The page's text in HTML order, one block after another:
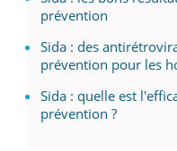
prévention
Sida : des
prévention pour les
Sida : quelle est
prévention ?